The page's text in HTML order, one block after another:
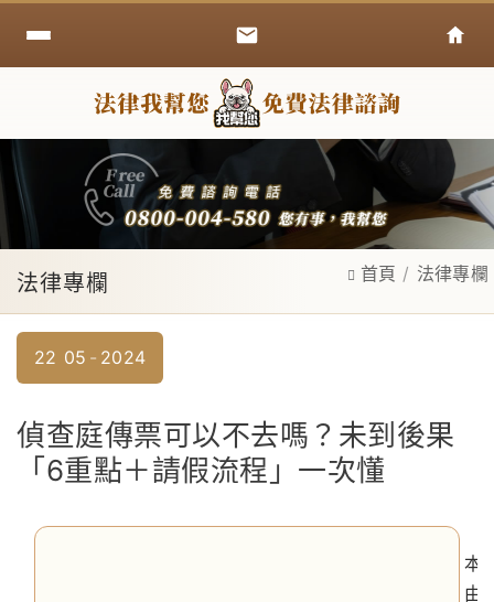
法律專欄 首頁 法律專欄
22 05 2024
偵查庭傳票可以不去嗎？未到後果
「6重點＋請假流程」一次懂
本
由